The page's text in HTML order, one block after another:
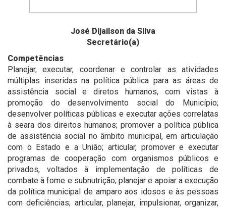
José Dijailson da Silva
Secretário(a)
Competências
Planejar, executar, coordenar e controlar as atividades
múltiplas inseridas na política pública para as áreas de
assistência social e diretos humanos, com vistas à
promoção do desenvolvimento social do Município;
desenvolver políticas públicas e executar ações correlatas
à seara dos direitos humanos; promover a política pública
de assistência social no âmbito municipal, em articulação
com o Estado e a União; articular, promover e executar
programas de cooperação com organismos públicos e
privados, voltados à implementação de políticas de
combate à fome e subnutrição; planejar e apoiar a execução
da política municipal de amparo aos idosos e às pessoas
com deficiências; articular, planejar, impulsionar, organizar,